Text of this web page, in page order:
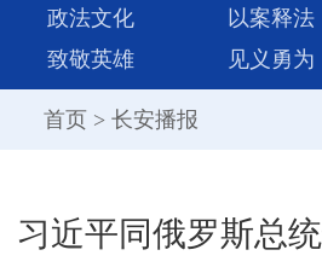
政法文化
以案释法
致敬英雄
见义勇为
首页 > 长安播报
习近平同俄罗斯总